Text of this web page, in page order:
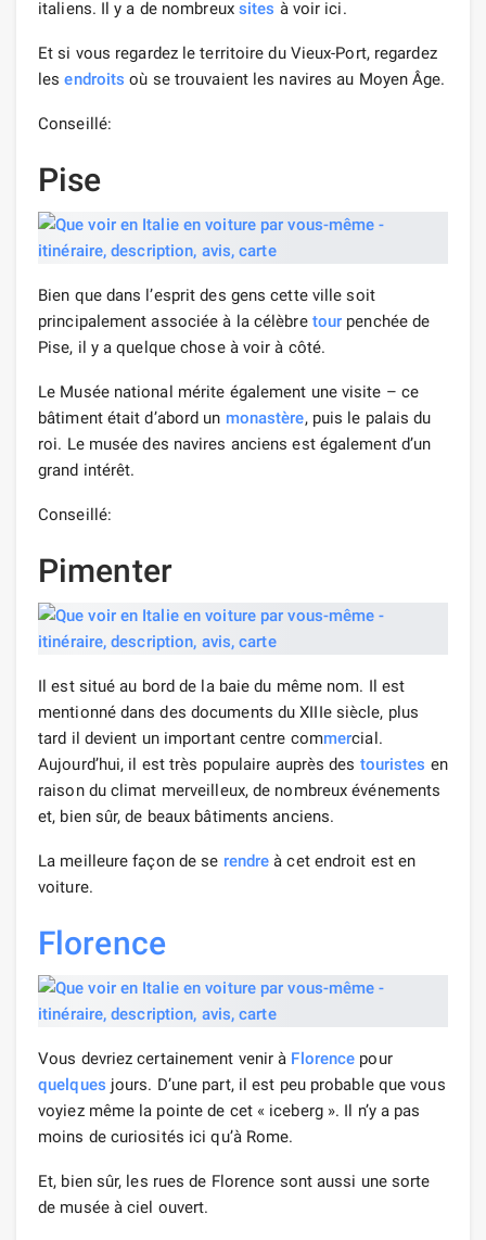
italiens. Il y a de nombreux sites à voir ici.
Et si vous regardez le territoire du Vieux-Port, regardez
lesendroits où se trouvaient les navires au Moyen Âge.
Conseillé:
Pise
Bien que dans l’esprit des gens cette ville soit
principalement associée à la célèbre tour penchée de
Pise, il y a quelque chose à voir à côté.
Le Musée national mérite également une visite – ce
bâtiment était d’abord un monastère, puis le palais du
roi. Le musée des navires anciens est également d’un
grand intérêt.
Conseillé:
Pimenter
Il est situé au bord de la baie du même nom. Il est
mentionné dans des documents du XIIIe siècle, plus
tard il devient un important centre commercial.
Aujourd’hui, il est très populaire auprès des touristes en
raison du climat merveilleux, de nombreux événements
et, bien sûr, de beaux bâtiments anciens.
La meilleure façon de se rendre à cet endroit est en
voiture.
Florence
Vous devriez certainement venir à Florence pour
quelques jours. D’une part, il est peu probable que vous
voyiez même la pointe de cet « iceberg ». Il n’y a pas
moins de curiosités ici qu’à Rome.
Et, bien sûr, les rues de Florence sont aussi une sorte
de musée à ciel ouvert.